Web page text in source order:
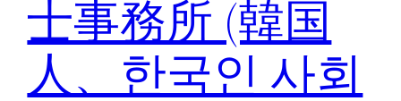
士事務所 (韓国
人、한국인 사회